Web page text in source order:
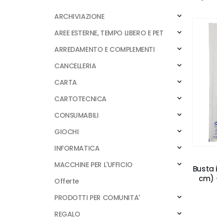
Busta
cm)
ARCHIVIAZIONE
AREE ESTERNE, TEMPO LIBERO E PET
ARREDAMENTO E COMPLEMENTI
CANCELLERIA
CARTA
CARTOTECNICA
CONSUMABILI
GIOCHI
INFORMATICA
MACCHINE PER L'UFFICIO
Offerte
PRODOTTI PER COMUNITA'
REGALO